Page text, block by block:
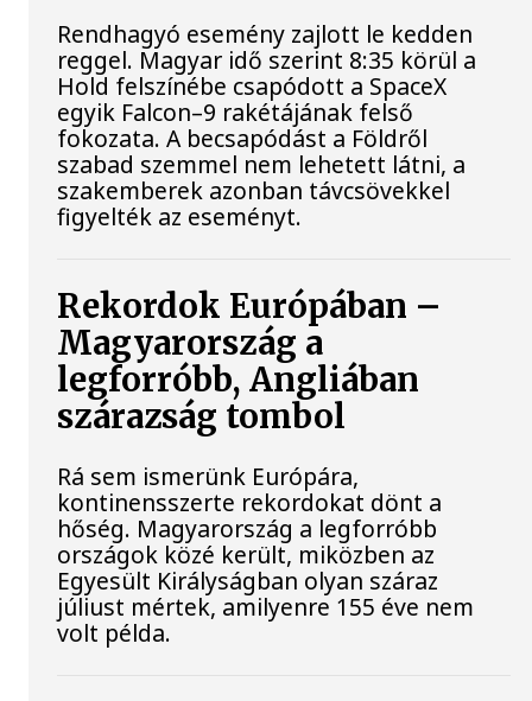
Rendhagyó esemény zajlott le kedden
reggel. Magyar idő szerint 8:35 körül a
Hold felszínébe csapódott a SpaceX
egyik Falcon–9 rakétájának felső
fokozata. A becsapódást a Földről
szabad szemmel nem lehetett látni, a
szakemberek azonban távcsövekkel
figyelték az eseményt.
Rekordok Európában –
Magyarország a
legforróbb, Angliában
szárazság tombol
Rá sem ismerünk Európára,
kontinensszerte rekordokat dönt a
hőség. Magyarország a legforróbb
országok közé került, miközben az
Egyesült Királyságban olyan száraz
júliust mértek, amilyenre 155 éve nem
volt példa.